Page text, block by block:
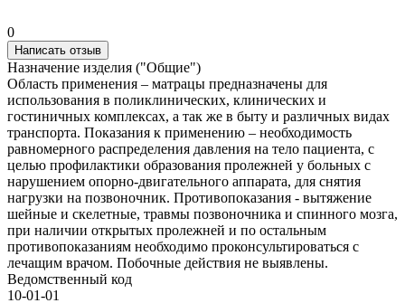
0
Написать отзыв
Назначение изделия ("Общие")
Область применения – матрацы предназначены для
использования в поликлинических, клинических и
гостиничных комплексах, а так же в быту и различных видах
транспорта. Показания к применению – необходимость
равномерного распределения давления на тело пациента, с
целью профилактики образования пролежней у больных с
нарушением опорно-двигательного аппарата, для снятия
нагрузки на позвоночник. Противопоказания - вытяжение
шейные и скелетные, травмы позвоночника и спинного мозга,
при наличии открытых пролежней и по остальным
противопоказаниям необходимо проконсультироваться с
лечащим врачом. Побочные действия не выявлены.
Ведомственный код
10-01-01